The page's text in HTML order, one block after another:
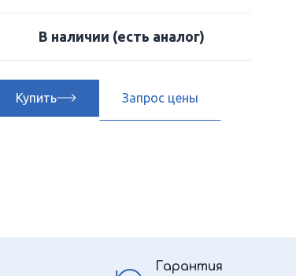
В наличии (есть аналог)
Купить Запрос цены
Гарантия